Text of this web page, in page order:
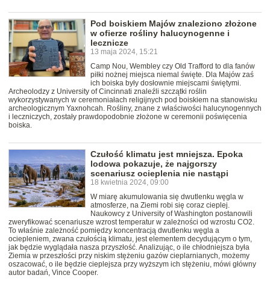
Pod boiskiem Majów znaleziono złożone
w ofierze rośliny halucynogenne i
lecznicze
13 maja 2024, 15:21
Camp Nou, Wembley czy Old Trafford to dla fanów
piłki nożnej miejsca niemal święte. Dla Majów zaś
ich boiska były dosłownie miejscami świętymi.
Archeolodzy z University of Cincinnati znaleźli szczątki roślin
wykorzystywanych w ceremoniałach religijnych pod boiskiem na stanowisku
archeologicznym Yaxnohcah. Rośliny, znane z właściwości halucynogennych
i leczniczych, zostały prawdopodobnie złożone w ceremonii poświęcenia
boiska.
Czułość klimatu jest mniejsza. Epoka
lodowa pokazuje, że najgorszy
scenariusz ocieplenia nie nastąpi
18 kwietnia 2024, 09:00
W miarę akumulowania się dwutlenku węgla w
atmosferze, na Ziemi robi się coraz cieplej.
Naukowcy z University of Washington postanowili
zweryfikować scenariusze wzrost temperatur w zależności od wzrostu CO2.
To właśnie zależność pomiędzy koncentracją dwutlenku węgla a
ociepleniem, zwana czułością klimatu, jest elementem decydującym o tym,
jak będzie wyglądała nasza przyszłość. Analizując, o ile chłodniejsza była
Ziemia w przeszłości przy niskim stężeniu gazów cieplarnianych, możemy
oszacować, o ile będzie cieplejsza przy wyższym ich stężeniu, mówi główny
autor badań, Vince Cooper.